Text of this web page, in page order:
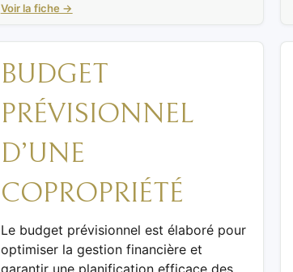
Voir la fiche →
BUDGET
PRÉVISIONNEL
D’UNE
COPROPRIÉTÉ
Le budget prévisionnel est élaboré pour
optimiser la gestion financière et
garantir une planification efficace des